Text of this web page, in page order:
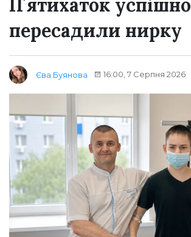
Пʼятихаток успішно
пересадили нирку
Єва Буянова 16:00, 7 Серпня 2026